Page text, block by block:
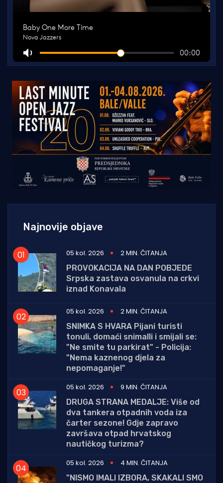
Najnovije objave
05 kol. 2026
2 MIN. ČITANJA
PROVOKACIJA NA DAN POBJEDE
Srpska zastava osvanula na crkvi
iznad Konavala
05 kol. 2026
2 MIN. ČITANJA
SNIMKA S HVARA Pijani turisti
tonuli, domaći snimalli i smijali se:
"Ne smite tu parkirat" - Policija:
"Nema kaznenog djela za
nepomaganje!"
05 kol. 2026
9 MIN. ČITANJA
DRUGA STRANA MEDALJE: Više od
dva tankera otpadnih voda iza
čarter sezone! Gdje zapravo
završava otpad hrvatskog
nautičkog turizma?
05 kol. 2026
4 MIN. ČITANJA
"NISMO IMALI IZBORA, SKAKALI SMO